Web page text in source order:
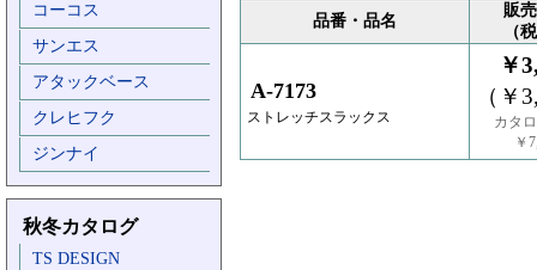
コーコス
サンエス
アタックベース
クレヒフク
ジンナイ
秋冬カタログ
TS DESIGN
品番・品名
販
（
A-7173
ストレッチスラックス
￥
（￥
カタ
￥